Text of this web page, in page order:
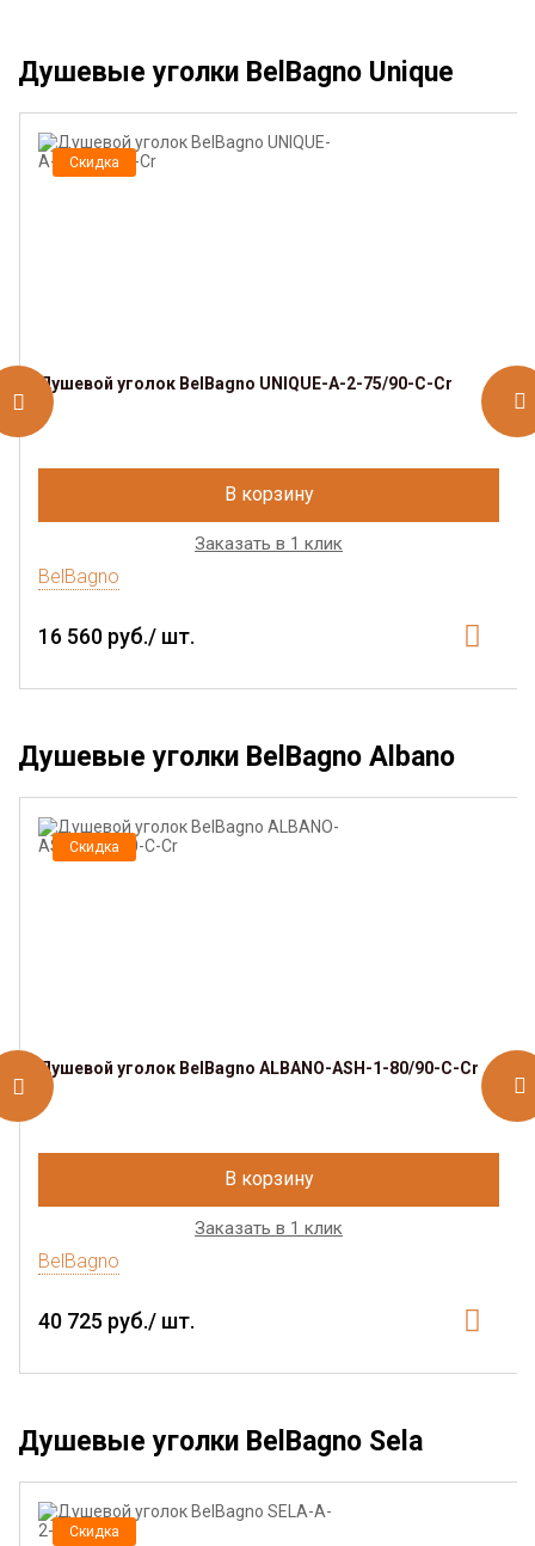
Душевые уголки BelBagno Unique
Скидка
Душевой уголок BelBagno UNIQUE-A-2-75/90-C-Cr
В корзину
Заказать в 1 клик
BelBagno
16 560 руб./ шт.
Душевые уголки BelBagno Albano
Скидка
Душевой уголок BelBagno ALBANO-ASH-1-80/90-C-Cr
В корзину
Заказать в 1 клик
BelBagno
40 725 руб./ шт.
Душевые уголки BelBagno Sela
Скидка